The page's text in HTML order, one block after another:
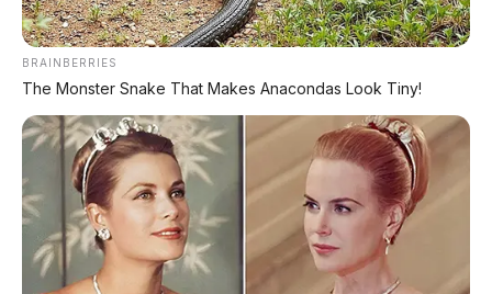
BRAINBERRIES
The Monster Snake That Makes Anacondas Look Tiny!